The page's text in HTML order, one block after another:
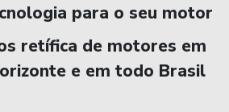
para o seu motor
retífica de motores em
e em todo Brasil